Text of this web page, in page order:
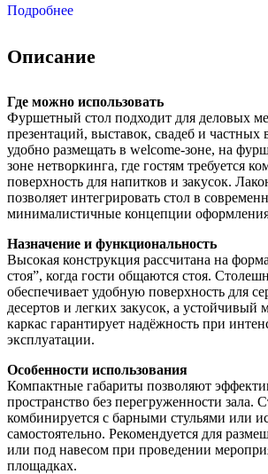
Подробнее
Описание
Где можно использовать
Фуршетный стол подходит для деловых
презентаций, выставок, свадеб и частных
удобно размещать в welcome-зоне, на
зоне нетворкинга, где гостям требуется
поверхность для напитков и закусок.
позволяет интегрировать стол в
минималистичные концепции
Назначение и функциональность
Высокая конструкция рассчитана на
стоя”, когда гости общаются стоя.
обеспечивает удобную поверхность для
десертов и легких закусок, а устойчивый
каркас гарантирует надёжность при
эксплуатации.
Особенности использования
Компактные габариты позволяют
пространство без перегруженности зала.
комбинируется с барными стульями или
самостоятельно. Рекомендуется для
или под навесом при проведении
площадках.